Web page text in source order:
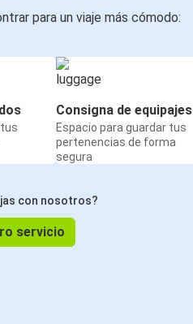
para un viaje más cómodo:
Consigna de equipajes
Espacio para guardar tus
pertenencias de forma
segura
con nosotros?
servicio